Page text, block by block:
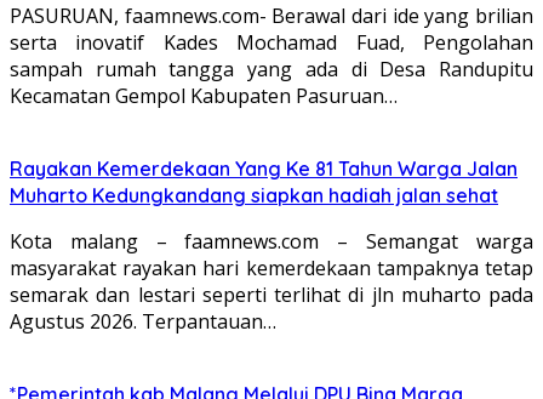
PASURUAN, faamnews.com- Berawal dari ide yang brilian
serta inovatif Kades Mochamad Fuad, Pengolahan
sampah rumah tangga yang ada di Desa Randupitu
Kecamatan Gempol Kabupaten Pasuruan…
Rayakan Kemerdekaan Yang Ke 81 Tahun Warga Jalan
Muharto Kedungkandang siapkan hadiah jalan sehat
Kota malang – faamnews.com – Semangat warga
masyarakat rayakan hari kemerdekaan tampaknya tetap
semarak dan lestari seperti terlihat di jln muharto pada
Agustus 2026. Terpantauan…
*Pemerintah kab Malang Melalui DPU Bina Marga